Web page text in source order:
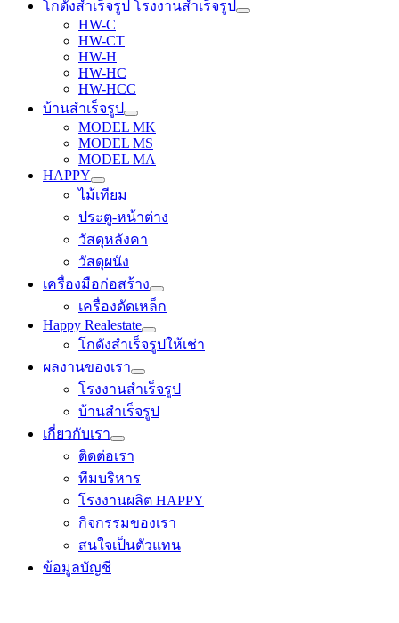
โกดังสำเร็จรูป โรงงานสำเร็จรูป
HW-C
HW-CT
HW-H
HW-HC
HW-HCC
บ้านสำเร็จรูป
MODEL MK
MODEL MS
MODEL MA
HAPPY
ไม้เทียม
ประตู-หน้าต่าง
วัสดุหลังคา
วัสดุผนัง
เครื่องมือก่อสร้าง
เครื่องดัดเหล็ก
Happy Realestate
โกดังสำเร็จรูปให้เช่า
ผลงานของเรา
โรงงานสำเร็จรูป
บ้านสำเร็จรูป
เกี่ยวกับเรา
ติดต่อเรา
ทีมบริหาร
โรงงานผลิต HAPPY
กิจกรรมของเรา
สนใจเป็นตัวแทน
ข้อมูลบัญชี